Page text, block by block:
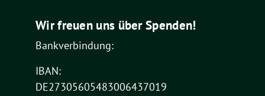
Wir freuen uns über Spenden!
Bankverbindung:
IBAN:
DE27305605483006437019